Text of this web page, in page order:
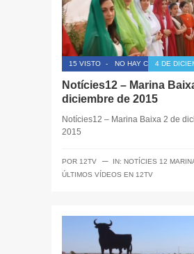
15 VISTO - NO HAY COMENTARIOS
4 DE
Notícies12 – Marina
diciembre de 2015
Notícies12 – Marina Baixa 2 de
2015
POR 12TV ─ IN: NOTÍCIES 12
ÚLTIMOS VÍDEOS EN 12TV